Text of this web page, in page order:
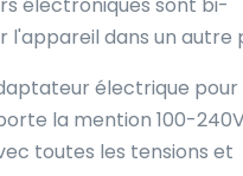
l'appareil dans un autre
électrique pour
la mention 100-
toutes les tensions et